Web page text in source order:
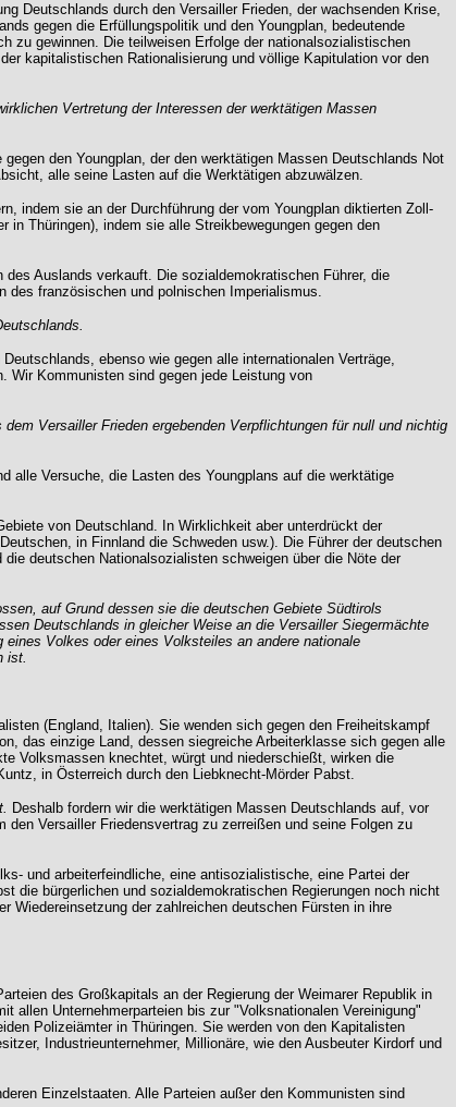
Deutschlands durch den Versailler Frieden, der wachsenden Krise,
gegen die Erfüllungspolitik und den Youngplan, bedeutende
zu gewinnen. Die teilweisen Erfolge der nationalsozialistischen
kapitalistischen Rationalisierung und völlige Kapitulation vor den
Vertretung der Interessen der werktätigen Massen
den Youngplan, der den werktätigen Massen Deutschlands Not
alle seine Lasten auf die Werktätigen abzuwälzen.
indem sie an der Durchführung der vom Youngplan diktierten Zoll-
Thüringen), indem sie alle Streikbewegungen gegen den
Auslands verkauft. Die sozialdemokratischen Führer, die
des französischen und polnischen Imperialismus.
ebenso wie gegen alle internationalen Verträge,
Wir Kommunisten sind gegen jede Leistung von
Versailler Frieden ergebenden Verpflichtungen für null und nichtig
alle Versuche, die Lasten des Youngplans auf die werktätige
von Deutschland. In Wirklichkeit aber unterdrückt der
in Finnland die Schweden usw.). Die Führer der deutschen
deutschen Nationalsozialisten schweigen über die Nöte der
auf Grund dessen sie die deutschen Gebiete Südtirols
Deutschlands in gleicher Weise an die Versailler Siegermächte
Volkes oder eines Volksteiles an andere nationale
ist.
(England, Italien). Sie wenden sich gegen den Freiheitskampf
das einzige Land, dessen siegreiche Arbeiterklasse sich gegen alle
Volksmassen knechtet, würgt und niederschießt, wirken die
in Österreich durch den Liebknecht-Mörder Pabst.
Deshalb fordern wir die werktätigen Massen Deutschlands auf, vor
Versailler Friedensvertrag zu zerreißen und seine Folgen zu
und arbeiterfeindliche, eine antisozialistische, eine Partei der
die bürgerlichen und sozialdemokratischen Regierungen noch nicht
Wiedereinsetzung der zahlreichen deutschen Fürsten in ihre
des Großkapitals an der Regierung der Weimarer Republik in
Unternehmerparteien bis zur "Volksnationalen Vereinigung"
Polizeiämter in Thüringen. Sie werden von den Kapitalisten
Industrieunternehmer, Millionäre, wie den Ausbeuter Kirdorf und
Einzelstaaten. Alle Parteien außer den Kommunisten sind